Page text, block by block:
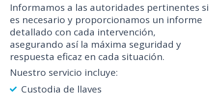
Informamos a las autoridades pertinentes si
es necesario y proporcionamos un informe
detallado con cada intervención,
asegurando así la máxima seguridad y
respuesta eficaz en cada situación.
Nuestro servicio incluye:
Custodia de llaves